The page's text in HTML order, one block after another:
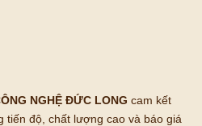
NGHỆ ĐỨC LONG cam kết
tiến độ, chất lượng cao và báo giá